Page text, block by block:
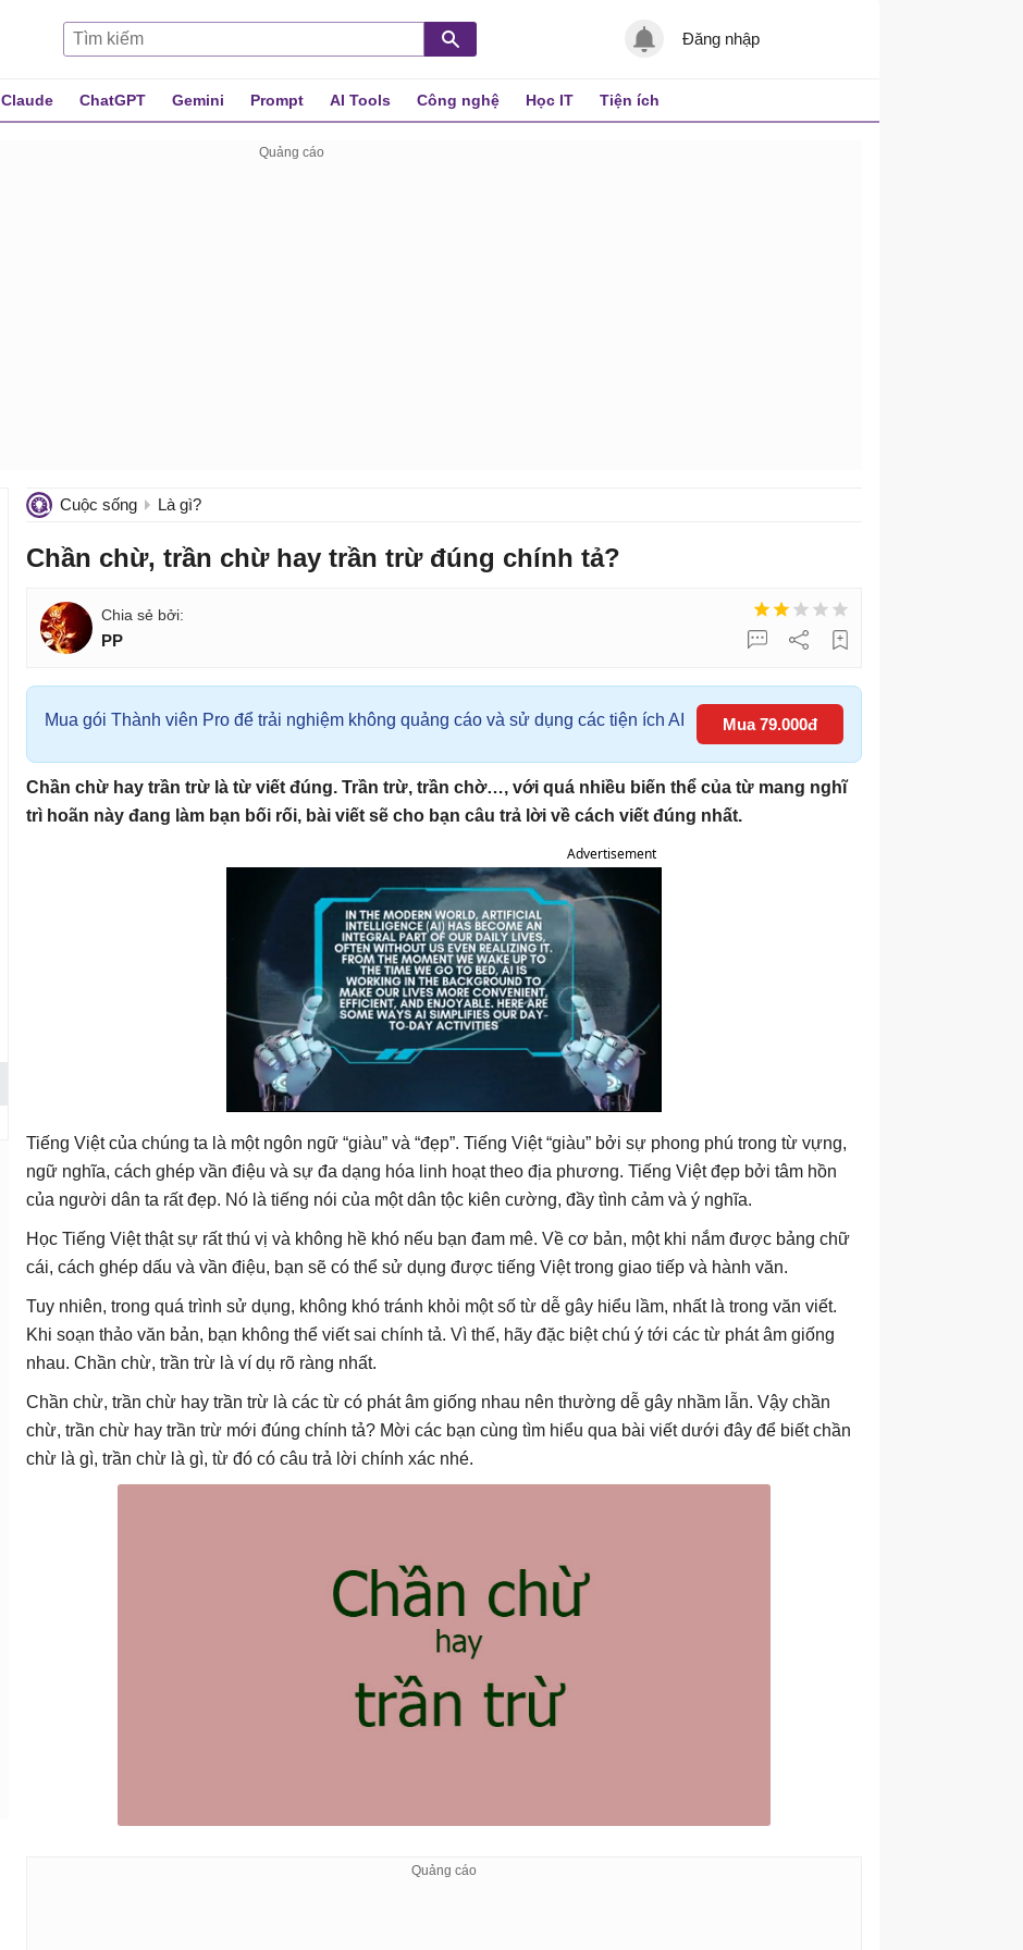
Đăng nhập
Claude ChatGPT Gemini Prompt AI Tools Công nghệ Học IT Tiện ích
Cuộc sống Là gì?
Chần chừ, trần chừ hay trần trừ đúng chính tả?
PP
Mua gói Thành viên Pro để trải nghiệm không quảng cáo và sử dụng các tiện ích AI Mua 79.000đ
Chần chừ hay trần trừ là từ viết đúng. Trần trừ, trần chờ…, với quá nhiều biến thể của từ mang nghĩ
trì hoãn này đang làm bạn bối rối, bài viết sẽ cho bạn câu trả lời về cách viết đúng nhất.
Advertisement
Tiếng Việt của chúng ta là một ngôn ngữ “giàu” và “đẹp”. Tiếng Việt “giàu” bởi sự phong phú trong từ vựng,
ngữ nghĩa, cách ghép vần điệu và sự đa dạng hóa linh hoạt theo địa phương. Tiếng Việt đẹp bởi tâm hồn
của người dân ta rất đẹp. Nó là tiếng nói của một dân tộc kiên cường, đầy tình cảm và ý nghĩa.
Học Tiếng Việt thật sự rất thú vị và không hề khó nếu bạn đam mê. Về cơ bản, một khi nắm được bảng chữ
cái, cách ghép dấu và vần điệu, bạn sẽ có thể sử dụng được tiếng Việt trong giao tiếp và hành văn.
Tuy nhiên, trong quá trình sử dụng, không khó tránh khỏi một số từ dễ gây hiểu lầm, nhất là trong văn viết.
Khi soạn thảo văn bản, bạn không thể viết sai chính tả. Vì thế, hãy đặc biệt chú ý tới các từ phát âm giống
nhau. Chần chừ, trần trừ là ví dụ rõ ràng nhất.
Chần chừ, trần chừ hay trần trừ là các từ có phát âm giống nhau nên thường dễ gây nhầm lẫn. Vậy chần
chừ, trần chừ hay trần trừ mới đúng chính tả? Mời các bạn cùng tìm hiểu qua bài viết dưới đây để biết chần
chừ là gì, trần chừ là gì, từ đó có câu trả lời chính xác nhé.